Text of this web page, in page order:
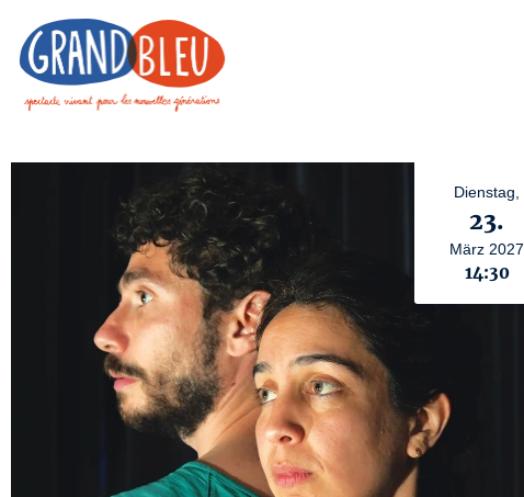
Dienstag,
23.
März 2027
14:30